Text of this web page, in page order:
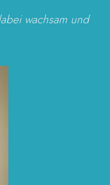
wachsam und